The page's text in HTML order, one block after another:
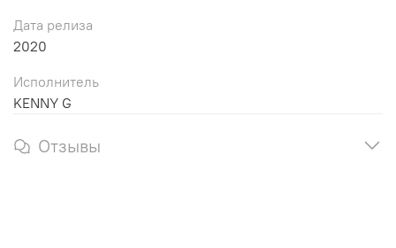
Дата релиза
2020
Исполнитель
KENNY G
Отзывы